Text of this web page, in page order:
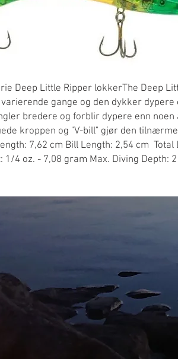
Deep Little Ripper lokkerThe Deep
gange og den dykker dypere
bredere og forblir dypere enn noen
kroppen og "V-bill" gjør den
7,62 cm Bill Length: 2,54 cm Total
1/4 oz. - 7,08 gram Max. Diving Depth: